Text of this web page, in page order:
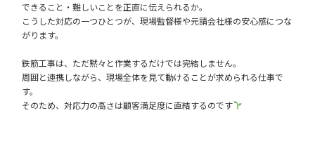
できること・難しいことを正直に伝えられるか。
こうした対応の一つひとつが、現場監督様や元請会社様の安心感につな
がります。
鉄筋工事は、ただ黙々と作業するだけでは完結しません。
周囲と連携しながら、現場全体を見て動けることが求められる仕事で
す。
そのため、対応力の高さは顧客満足度に直結するのです